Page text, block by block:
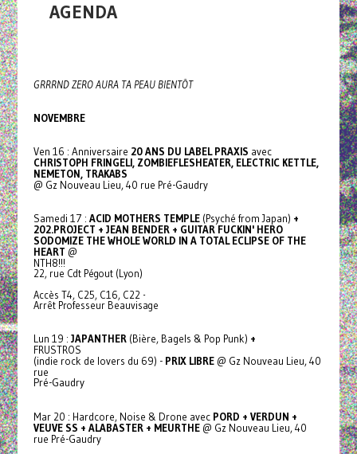
AGENDA
GRRRND ZERO AURA TA PEAU BIENTÔT
NOVEMBRE
Ven 16 : Anniversaire 20 ANS DU LABEL PRAXIS avec
CHRISTOPH FRINGELI, ZOMBIEFLESHEATER, ELECTRIC KETTLE,
NEMETON, TRAKABS
@ Gz Nouveau Lieu, 40 rue Pré-Gaudry
Samedi 17 : ACID MOTHERS TEMPLE (Psyché from Japan) +
202.PROJECT + JEAN BENDER + GUITAR FUCKIN' HERO
SODOMIZE THE WHOLE WORLD IN A TOTAL ECLIPSE OF THE
HEART @
NTH8!!!
22, rue Cdt Pégout (Lyon)
Accès T4, C25, C16, C22 -
Arrêt Professeur Beauvisage
Lun 19 : JAPANTHER (Bière, Bagels & Pop Punk) +
FRUSTROS
(indie rock de lovers du 69) - PRIX LIBRE @ Gz Nouveau Lieu, 40
rue
Pré-Gaudry
Mar 20 : Hardcore, Noise & Drone avec PORD + VERDUN +
VEUVE SS + ALABASTER + MEURTHE @ Gz Nouveau Lieu, 40
rue Pré-Gaudry